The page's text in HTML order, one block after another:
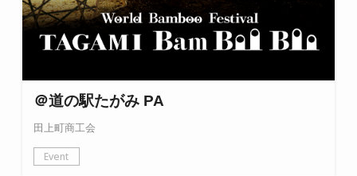
＠道の駅たがみ PA
田上町商工会
Event